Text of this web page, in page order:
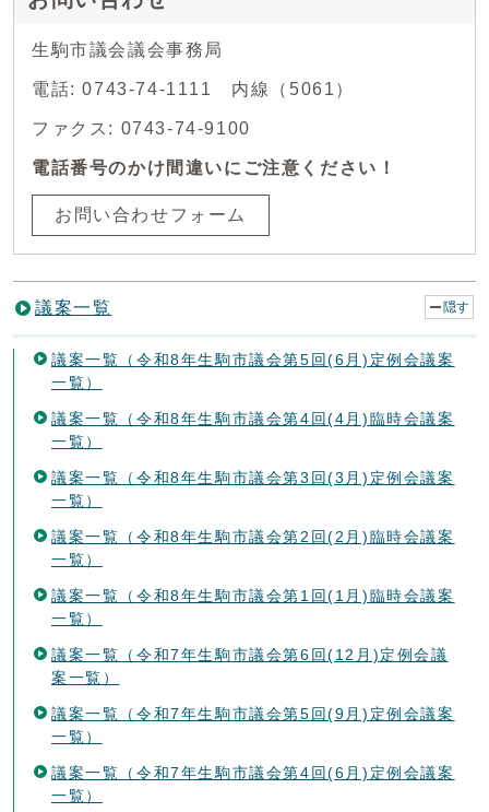
生駒市議会議会事務局
電話: 0743-74-1111 内線（5061）
ファクス: 0743-74-9100
電話番号のかけ間違いにご注意ください！
お問い合わせフォーム
議案一覧 隠す
議案一覧（令和8年生駒市議会第5回(6月)定例会議案
一覧）
議案一覧（令和8年生駒市議会第4回(4月)臨時会議案
一覧）
議案一覧（令和8年生駒市議会第3回(3月)定例会議案
一覧）
議案一覧（令和8年生駒市議会第2回(2月)臨時会議案
一覧）
議案一覧（令和8年生駒市議会第1回(1月)臨時会議案
一覧）
議案一覧（令和7年生駒市議会第6回(12月)定例会議
案一覧）
議案一覧（令和7年生駒市議会第5回(9月)定例会議案
一覧）
議案一覧（令和7年生駒市議会第4回(6月)定例会議案
一覧）